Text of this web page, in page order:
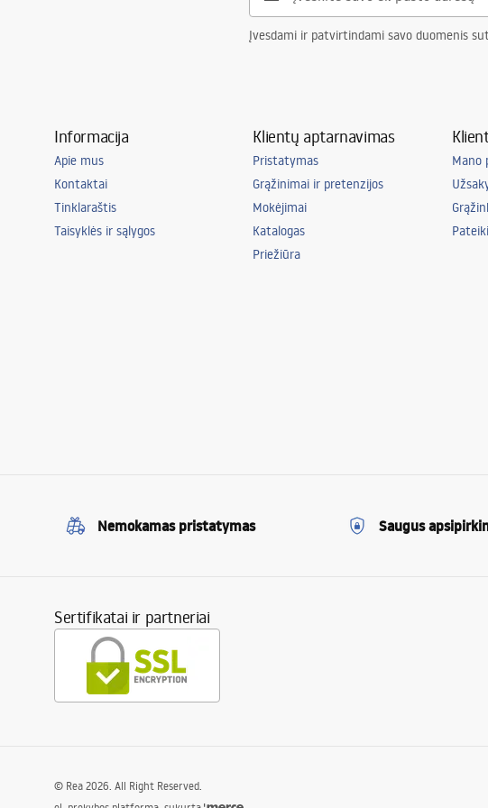
Taip
Papildomos funkcijos
tilt angle adjustment
Įvesdami ir patvirtindami savo duomenis
Informacija
Apie mus
Kontaktai
Tinklaraštis
Taisyklės ir sąlygos
Klientų aptarnavimas
Pristatymas
Grąžinimai ir pretenzijos
Mokėjimai
Katalogas
Priežiūra
Mano
Nemokamas pristatymas Saugus
Sertifikatai ir partneriai
© Rea 2026. All Right Reserved.